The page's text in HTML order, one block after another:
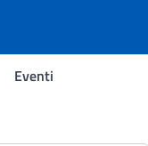
Eventi